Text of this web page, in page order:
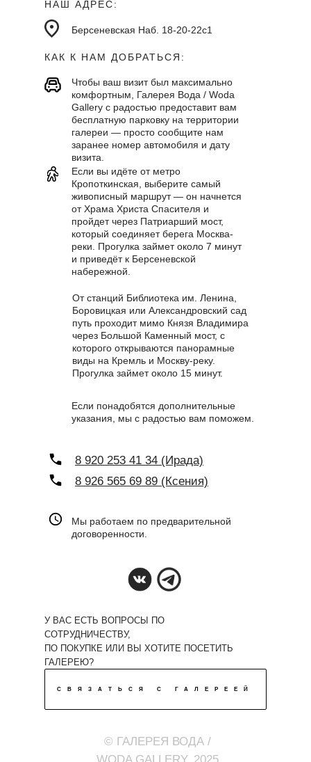
8 920 253 41 34 (Ирада)
8 926 565 69 89 (Ксения)
У ВАС ЕСТЬ ВОПРОСЫ ПО
СОТРУДНИЧЕСТВУ,
ПО ПОКУПКЕ ИЛИ ВЫ ХОТИТЕ ПОСЕТИТЬ
ГАЛЕРЕЮ?
Берсеневская Наб. 18-20-22с1
НАШ АДРЕС:
КАК К НАМ ДОБРАТЬСЯ:
Чтобы ваш визит был максимально
комфортным, Галерея Вода / Woda
Gallery с радостью предоставит вам
бесплатную парковку на территории
галереи — просто сообщите нам
заранее номер автомобиля и дату
визита.
Если вы идёте от метро
Кропоткинская, выберите самый
живописный маршрут — он начнется
от Храма Христа Спасителя и
пройдет через Патриарший мост,
который соединяет берега Москва-
реки. Прогулка займет около 7 минут
и приведёт к Берсеневской
набережной.
СВЯЗАТЬСЯ С ГАЛЕРЕЕЙ
От станций Библиотека им. Ленина,
Боровицкая или Александровский сад
путь проходит мимо Князя Владимира
через Большой Каменный мост, с
которого открываются панорамные
виды на Кремль и Москву-реку.
Прогулка займет около 15 минут.
Если понадобятся дополнительные
указания, мы с радостью вам поможем.
Мы работаем по предварительной
договоренности.
© ГАЛЕРЕЯ ВОДА /